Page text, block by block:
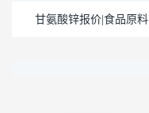
甘氨酸锌报价|食品原料